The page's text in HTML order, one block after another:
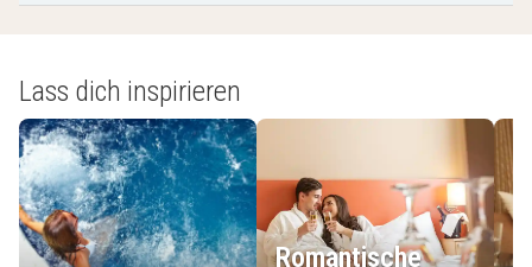
werden
Zu den Sicherheitsvorrichtungen dieser Unterkunft
gehören ein Feuerlöscher und ein Erste-Hilfe-
Kasten.
Für Gäste ohne COVID-19-Impfung besteht in der
Unterkunft Maskenpflicht
Lass dich inspirieren
Romantische